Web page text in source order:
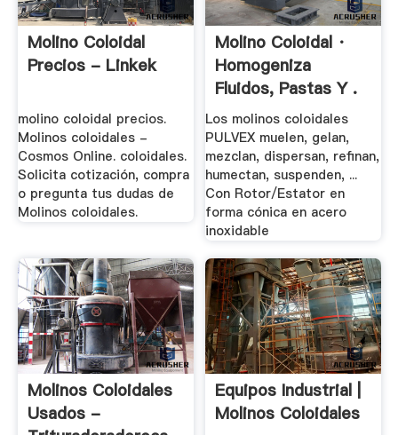
Molino Coloidal
Precios - Linkek
molino coloidal precios.
Molinos coloidales -
Cosmos Online. coloidales.
Solicita cotización, compra
o pregunta tus dudas de
Molinos coloidales.
Molino Coloidal ·
Homogeniza
Fluidos, Pastas Y .
Los molinos coloidales
PULVEX muelen, gelan,
mezclan, dispersan, refinan,
humectan, suspenden, ...
Con Rotor/Estator en
forma cónica en acero
inoxidable
Molinos Coloidales
Usados -
Equipos Industrial |
Molinos Coloidales